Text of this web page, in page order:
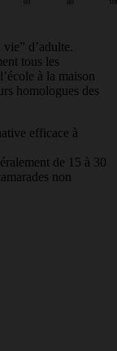
d’adulte.
tous les
à la maison
homologues des
efficace à
de 15 à 30
non